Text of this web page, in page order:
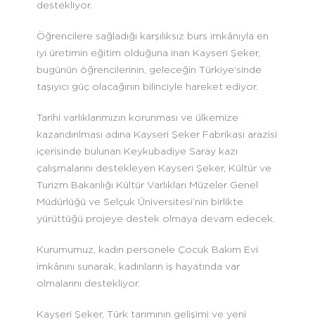
destekliyor.
Öğrencilere sağladığı karşılıksız burs imkânıyla en
iyi üretimin eğitim olduğuna inan Kayseri Şeker,
bugünün öğrencilerinin, geleceğin Türkiye’sinde
taşıyıcı güç olacağının bilinciyle hareket ediyor.
Tarihi varlıklarımızın korunması ve ülkemize
kazandırılması adına Kayseri Şeker Fabrikası arazisi
içerisinde bulunan Keykubadiye Saray kazı
çalışmalarını destekleyen Kayseri Şeker, Kültür ve
Turizm Bakanlığı Kültür Varlıkları Müzeler Genel
Müdürlüğü ve Selçuk Üniversitesi’nin birlikte
yürüttüğü projeye destek olmaya devam edecek.
Kurumumuz, kadın personele Çocuk Bakım Evi
imkânını sunarak, kadınların iş hayatında var
olmalarını destekliyor.
Kayseri Şeker, Türk tarımının gelişimi ve yeni